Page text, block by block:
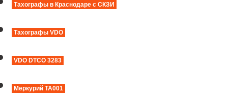
Тахографы в Краснодаре с СКЗИ
Тахографы VDO
VDO DTCO 3283
Меркурий ТА001